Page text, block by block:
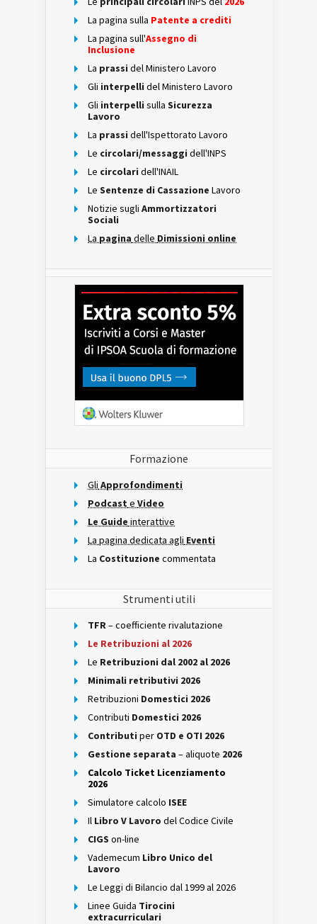
La pagina sulla Patente a crediti
La pagina sull'Assegno di
Inclusione
La prassi del Ministero Lavoro
Gli interpelli del Ministero Lavoro
Gli interpelli sulla Sicurezza
Lavoro
La prassi dell'Ispettorato Lavoro
Le circolari/messaggi dell'INPS
Le circolari dell'INAIL
Le Sentenze di Cassazione Lavoro
Notizie sugli Ammortizzatori
Sociali
La pagina delle Dimissioni online
Formazione
Gli Approfondimenti
Podcast e Video
Le Guide interattive
La pagina dedicata agli Eventi
La Costituzione commentata
Strumenti utili
TFR– coefficiente rivalutazione
Le Retribuzioni al 2026
Le Retribuzioni dal 2002 al 2026
Minimali retributivi 2026
Retribuzioni Domestici 2026
Contributi Domestici 2026
Contributi per OTD e OTI 2026
Gestione separata – aliquote 2026
Calcolo Ticket Licenziamento
2026
Simulatore calcolo ISEE
Il Libro V Lavoro del Codice Civile
CIGS on-line
Vademecum Libro Unico del
Lavoro
Le Leggi di Bilancio dal 1999 al 2026
Linee Guida Tirocini
extracurriculari